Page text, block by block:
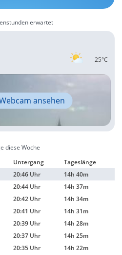
erwartet
25°C
ansehen
diese Woche
Untergang
Tageslänge
20:46 Uhr
14h 40m
20:44 Uhr
14h 37m
20:42 Uhr
14h 34m
20:41 Uhr
14h 31m
20:39 Uhr
14h 28m
20:37 Uhr
14h 25m
20:35 Uhr
14h 22m